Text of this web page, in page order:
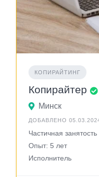
КОПИРАЙТИНГ
Копирайтер
Минск
ДОБАВЛЕНО
Частичная занятость
Опыт: 5 лет
Исполнитель